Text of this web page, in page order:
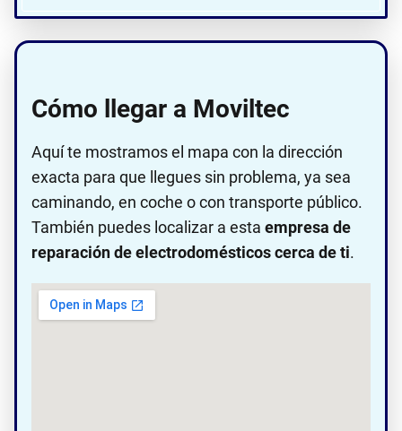
Cómo llegar a Moviltec
Aquí te mostramos el mapa con la dirección
exacta para que llegues sin problema, ya sea
caminando, en coche o con transporte público.
También puedes localizar a esta empresa de
reparación de electrodomésticos cerca de ti.